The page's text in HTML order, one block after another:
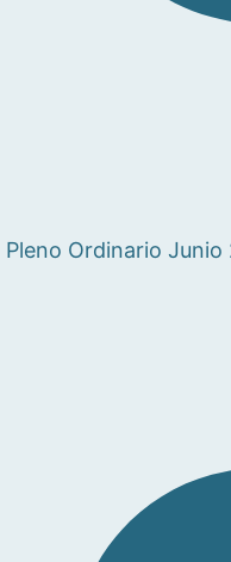
Pleno Ordinario Junio